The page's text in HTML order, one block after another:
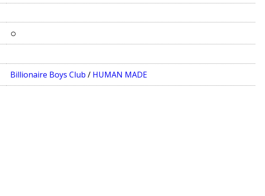
○
Billionaire Boys Club / HUMAN MADE